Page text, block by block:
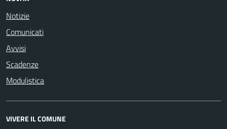
Notizie
Comunicati
Avvisi
Scadenze
Modulistica
VIVERE IL COMUNE